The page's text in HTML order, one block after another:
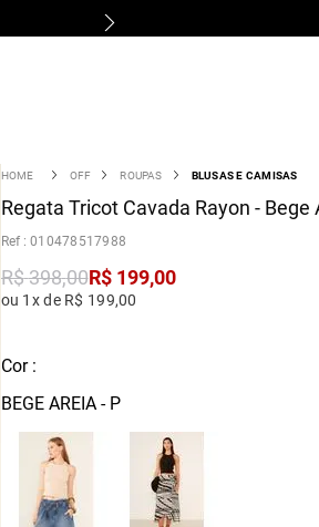
OFF ROUPAS BLUSAS E CAMISAS
Regata Tricot Cavada Rayon - Bege
:010478517988
R$398,00R$ 199,00
ou 1x de R$ 199,00
Cor :
BEGE AREIA - P